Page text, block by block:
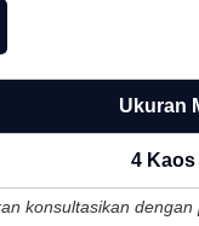
Ukuran
4 Kaos
konsultasikan